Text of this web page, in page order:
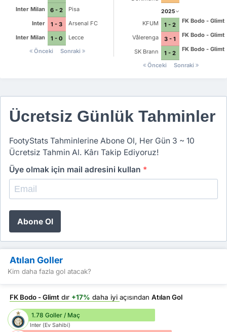
Inter Milan 6 - 2
Pisa
Inter
1 - 3
Arsenal FC
Inter Milan
1 - 0
Lecce
Önceki
Sonraki
2025
KFUM 1 - 2
FK Bodo - Glimt
Vålerenga 3 - 1
FK Bodo - Glimt
SK Brann 1 - 2
FK Bodo - Glimt
Önceki Sonraki
Ücretsiz Günlük Tahminler
FootyStats Tahminlerine Abone Ol, Her Gün 3 ~ 10
Ücretsiz Tahmin Al. Kârı Takip Ediyoruz!
Üye olmak için mail adresini kullan *
Abone Ol
Atılan Goller
Kim daha fazla gol atacak?
FK Bodo - Glimt dır +17% daha iyi açısından Atılan Gol
1.78 Goller / Maç
Inter (Ev Sahibi)